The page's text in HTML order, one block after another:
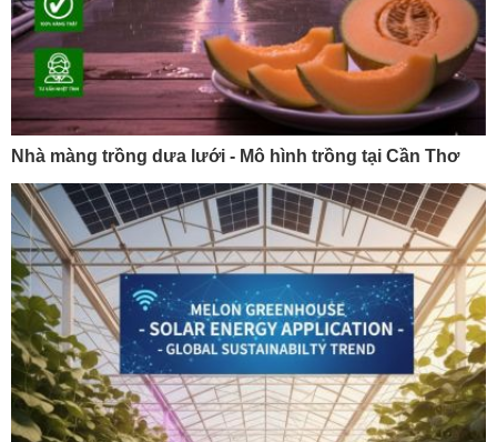
Nhà màng trồng dưa lưới - Mô hình trồng tại Cần Thơ